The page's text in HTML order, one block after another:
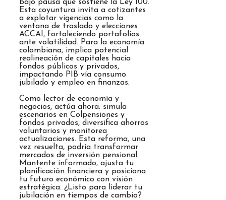
bajo pausa que sostiene la Ley 100.
Esta coyuntura invita a cotizantes
a explotar vigencias como la
ventana de traslado y elecciones
ACCAI, fortaleciendo portafolios
ante volatilidad. Para la economía
colombiana, implica potencial
realineación de capitales hacia
fondos públicos y privados,
impactando PIB vía consumo
jubilado y empleo en finanzas.
Como lector de economía y
negocios, actúa ahora: simula
escenarios en Colpensiones y
fondos privados, diversifica ahorros
voluntarios y monitorea
actualizaciones. Esta reforma, una
vez resuelta, podría transformar
mercados de inversión pensional.
Mantente informado, ajusta tu
planificación financiera y posiciona
tu futuro económico con visión
estratégica. ¿Listo para liderar tu
jubilación en tiempos de cambio?